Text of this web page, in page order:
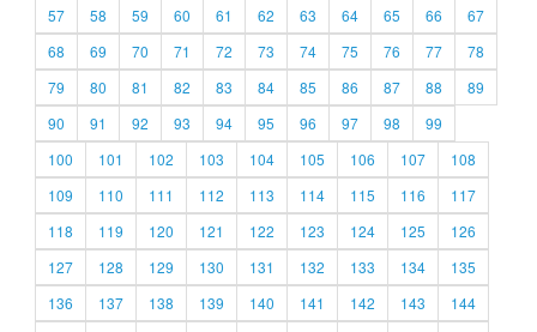
57
58 59 60 61 62 63 64 65 66
67
68
69 70 71 72 73 74 75 76 77
78
79
80 81 82 83 84 85 86 87 88
89
90
91 92 93 94 95 96 97 98
99
100
101 102 103 104 105 106 107
108
109
110 111 112 113 114 115 116
117
118
119 120 121 122 123 124 125
126
127
128 129 130 131 132 133 134
135
136
137 138 139 140 141 142 143
144